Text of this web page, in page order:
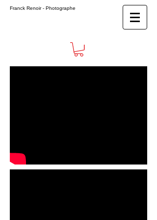
Franck Renoir- Photographe